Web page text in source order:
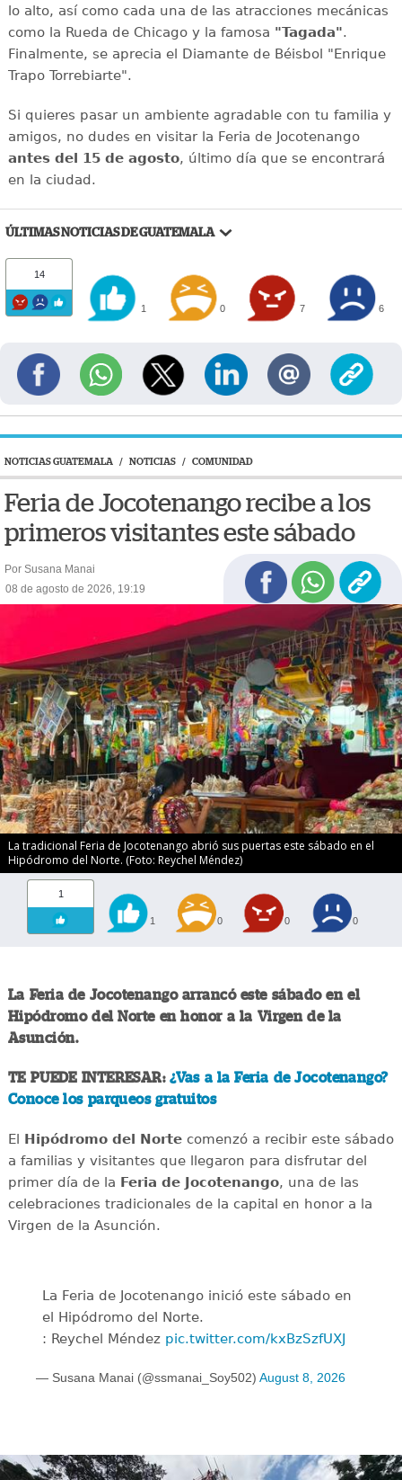
lo alto, así como cada una de las atracciones mecánicas
como la Rueda de Chicago y la famosa "Tagada".
Finalmente, se aprecia el Diamante de Béisbol "Enrique
Trapo Torrebiarte".
Si quieres pasar un ambiente agradable con tu familia y
amigos, no dudes en visitar la Feria de Jocotenango
antes del 15 de agosto, último día que se encontrará
en la ciudad.
ÚLTIMAS NOTICIAS DE GUATEMALA
14
1 0 7 6
NOTICIAS GUATEMALA / NOTICIAS / COMUNIDAD
Feria de Jocotenango recibe a los
primeros visitantes este sábado
Por Susana Manai
08 de agosto de 2026, 19:19
La tradicional Feria de Jocotenango abrió sus puertas este sábado en el
Hipódromo del Norte. (Foto: Reychel Méndez)
1
1 0 0 0
La Feria de Jocotenango arrancó este sábado en el
Hipódromo del Norte en honor a la Virgen de la
Asunción.
TE PUEDE INTERESAR:¿Vas a la Feria de Jocotenango?
Conoce los parqueos gratuitos
El Hipódromo del Nortecomenzó a recibir este sábado
a familias y visitantes que llegaron para disfrutar del
primer día de la Feria de Jocotenango, una de las
celebraciones tradicionales de la capital en honor a la
Virgen de la Asunción.
La Feria de Jocotenango inició este sábado en
el Hipódromo del Norte.
: Reychel Méndez pic.twitter.com/kxBzSzfUXJ
— Susana Manai (@ssmanai_Soy502) August 8, 2026